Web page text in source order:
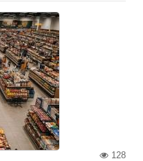
128